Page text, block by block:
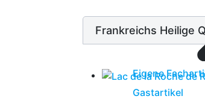
Eigene
Gastartikel
Frankreichs Heilige